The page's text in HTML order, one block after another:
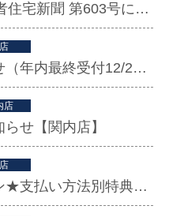
10月21日(水)の週刊 高齢者住宅新聞 第603号に掲載されました
年末年始休業日のお知らせ（年内最終受付12/29（火）12時~）
店
せ【関内店】
【プリペイドキャンペーン★支払い方法別特典変更★】10 月16（金）〜11 月30 日（月）迄（終了しました）